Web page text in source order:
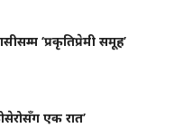
‘प्रकृतिप्रेमी समूह’
एक रात’